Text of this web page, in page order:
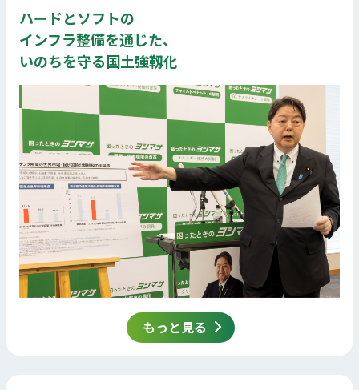
ハードとソフトの
インフラ整備を通じた、
いのちを守る国土強靱化
もっと見る